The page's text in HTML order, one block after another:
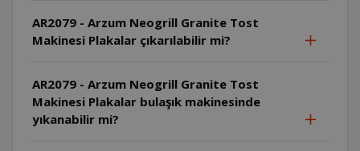
AR2079 - Arzum Neogrill Granite Tost
Makinesi Plakalar çıkarılabilir mi?
AR2079 - Arzum Neogrill Granite Tost
Makinesi Plakalar bulaşık makinesinde
yıkanabilir mi?